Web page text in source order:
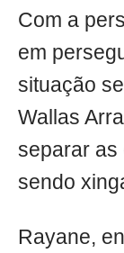
Com a
em
situação
Wallas
separar as
sendo
Rayane,